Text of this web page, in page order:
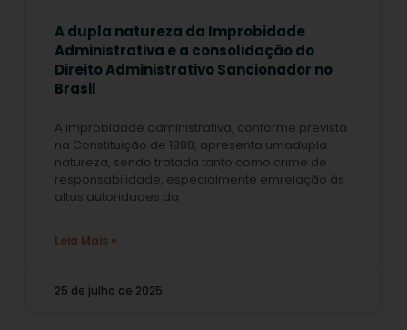
A dupla natureza da Improbidade
Administrativa e a consolidação do
Direito Administrativo Sancionador no
Brasil
A improbidade administrativa, conforme prevista
na Constituição de 1988, apresenta umadupla
natureza, sendo tratada tanto como crime de
responsabilidade, especialmente emrelação às
altas autoridades da
Leia Mais »
25 de julho de 2025